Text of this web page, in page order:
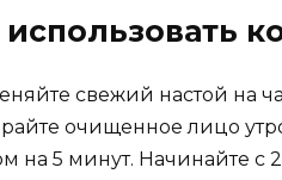
использовать
свежий настой на
очищенное лицо
на 5 минут. Начинайте с